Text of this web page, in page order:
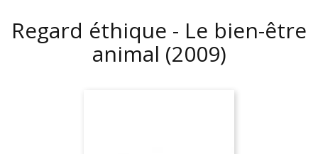
Regard éthique - Le bien-être
animal (2009)